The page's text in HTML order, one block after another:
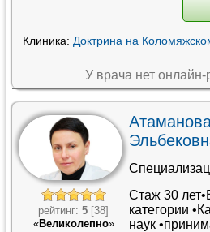
Клиника: Доктрина на
У врача нет онлайн-
рейтинг:5 [38]
«Великолепно»
Стаж 30 лет•
категории •
наук